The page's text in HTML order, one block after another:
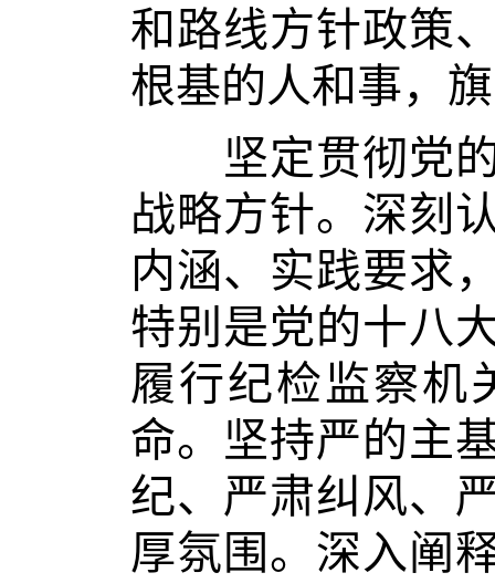
和路线方针政策
根基的人和事，
坚定贯彻党的
战略方针。深刻
内涵、实践要求
特别是党的十八
履行纪检监察机
命。坚持严的主
纪、严肃纠风、
厚氛围。深入阐